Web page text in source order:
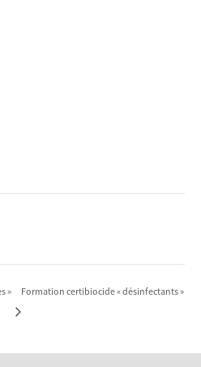
» Formation certibiocide « désinfectants »